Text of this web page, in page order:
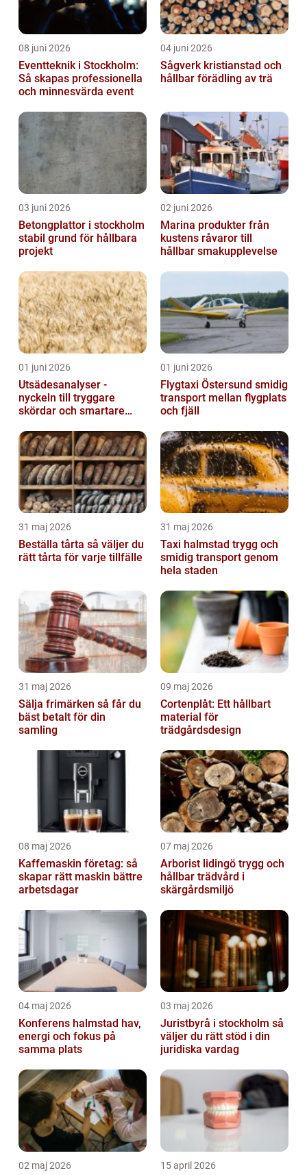
08 juni 2026
Eventteknik i Stockholm:
Så skapas professionella
och minnesvärda event
04 juni 2026
Sågverk kristianstad och
hållbar förädling av trä
03 juni 2026
Betongplattor i stockholm
stabil grund för hållbara
projekt
02 juni 2026
Marina produkter från
kustens råvaror till
hållbar smakupplevelse
01 juni 2026
Utsädesanalyser -
nyckeln till tryggare
skördar och smartare
01 juni 2026
Flygtaxi Östersund smidig
transport mellan flygplats
och fjäll
31 maj 2026
Beställa tårta så väljer du
rätt tårta för varje tillfälle
31 maj 2026
Taxi halmstad trygg och
smidig transport genom
hela staden
31 maj 2026
Sälja frimärken så får du
bäst betalt för din
samling
09 maj 2026
Cortenplåt: Ett hållbart
material för
trädgårdsdesign
08 maj 2026
Kaffemaskin företag: så
skapar rätt maskin bättre
arbetsdagar
07 maj 2026
Arborist lidingö trygg och
hållbar trädvård i
skärgårdsmiljö
04 maj 2026
Konferens halmstad hav,
energi och fokus på
samma plats
03 maj 2026
Juristbyrå i stockholm så
väljer du rätt stöd i din
juridiska vardag
02 maj 2026 15 april 2026